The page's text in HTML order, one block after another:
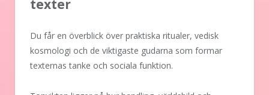
texter
Du får en överblick över praktiska ritualer, vedisk
kosmologi och de viktigaste gudarna som formar
texternas tanke och sociala funktion.